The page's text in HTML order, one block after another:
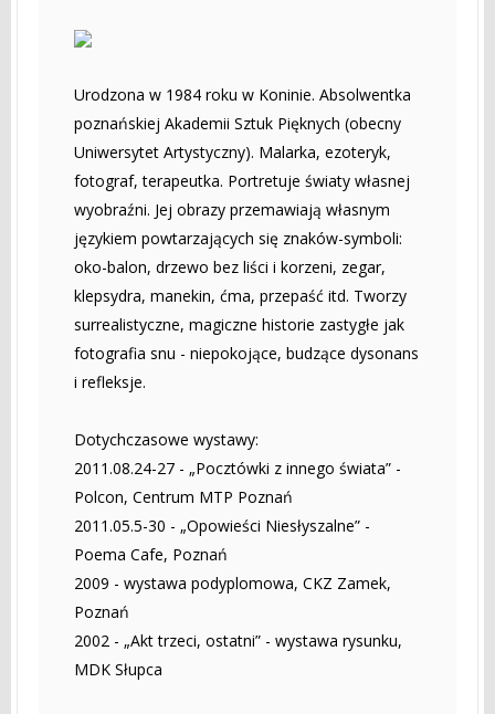
Urodzona w 1984 roku w Koninie. Absolwentka
poznańskiej Akademii Sztuk Pięknych (obecny
Uniwersytet Artystyczny). Malarka, ezoteryk,
fotograf, terapeutka. Portretuje światy własnej
wyobraźni. Jej obrazy przemawiają własnym
językiem powtarzających się znaków-symboli:
oko-balon, drzewo bez liści i korzeni, zegar,
klepsydra, manekin, ćma, przepaść itd. Tworzy
surrealistyczne, magiczne historie zastygłe jak
fotografia snu - niepokojące, budzące dysonans
i refleksje.
Dotychczasowe wystawy:
2011.08.24-27 - „Pocztówki z innego świata” -
Polcon, Centrum MTP Poznań
2011.05.5-30 - „Opowieści Niesłyszalne” -
Poema Cafe, Poznań
2009 - wystawa podyplomowa, CKZ Zamek,
Poznań
2002 - „Akt trzeci, ostatni” - wystawa rysunku,
MDK Słupca